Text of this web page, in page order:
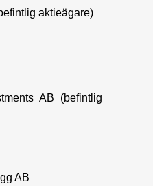
aktieägare)
AB (befintlig
AB